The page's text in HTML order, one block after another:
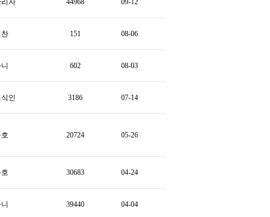
리자 44968 09-12
찬 151 08-06
602 08-03
식인 3186 07-14
20724 05-26
30683 04-24
39440 04-04